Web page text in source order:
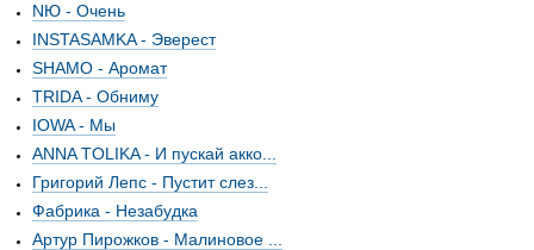
NЮ - Очень
INSTASAMKA - Эверест
SHAMO - Аромат
TRIDA - Обниму
IOWA - Мы
ANNA TOLIKA - И пускай акко...
Григорий Лепс - Пустит слез...
Фабрика - Незабудка
Артур Пирожков - Малиновое ...